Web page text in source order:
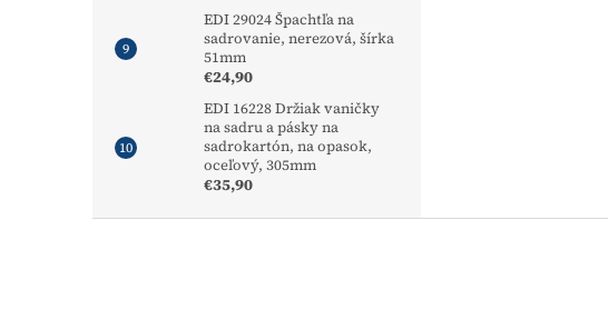
EDI 29024 Špachtľa na
sadrovanie, nerezová, šírka
51mm
€24,90
EDI 16228 Držiak vaničky
na sadru a pásky na
sadrokartón, na opasok,
oceľový, 305mm
€35,90